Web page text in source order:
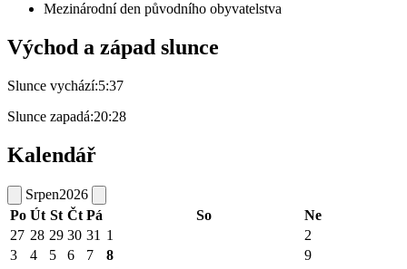
Mezinárodní den původního obyvatelstva
Východ a západ slunce
Slunce vychází:5:37
Slunce zapadá:20:28
Kalendář
Srpen2026
Po Út St Čt Pá So
Ne
27 28 29 30 31 1
2
3
4 5 6 7 8 9